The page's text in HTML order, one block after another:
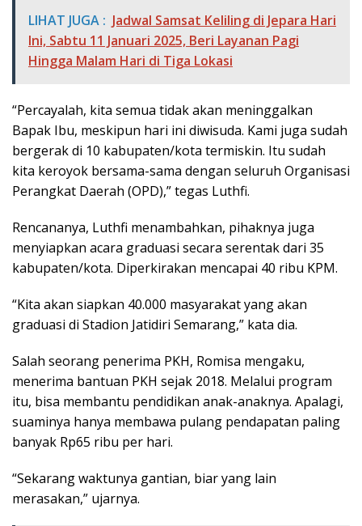
LIHAT JUGA : Jadwal Samsat Keliling di Jepara Hari
Ini, Sabtu 11 Januari 2025, Beri Layanan Pagi
Hingga Malam Hari di Tiga Lokasi
“Percayalah, kita semua tidak akan meninggalkan
Bapak Ibu, meskipun hari ini diwisuda. Kami juga sudah
bergerak di 10 kabupaten/kota termiskin. Itu sudah
kita keroyok bersama-sama dengan seluruh Organisasi
Perangkat Daerah (OPD),” tegas Luthfi.
Rencananya, Luthfi menambahkan, pihaknya juga
menyiapkan acara graduasi secara serentak dari 35
kabupaten/kota. Diperkirakan mencapai 40 ribu KPM.
“Kita akan siapkan 40.000 masyarakat yang akan
graduasi di Stadion Jatidiri Semarang,” kata dia.
Salah seorang penerima PKH, Romisa mengaku,
menerima bantuan PKH sejak 2018. Melalui program
itu, bisa membantu pendidikan anak-anaknya. Apalagi,
suaminya hanya membawa pulang pendapatan paling
banyak Rp65 ribu per hari.
“Sekarang waktunya gantian, biar yang lain
merasakan,” ujarnya.